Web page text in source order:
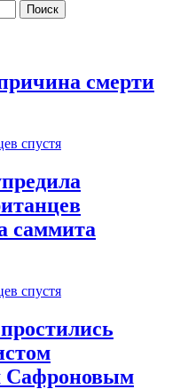
смерти
спустя
саммита
спустя